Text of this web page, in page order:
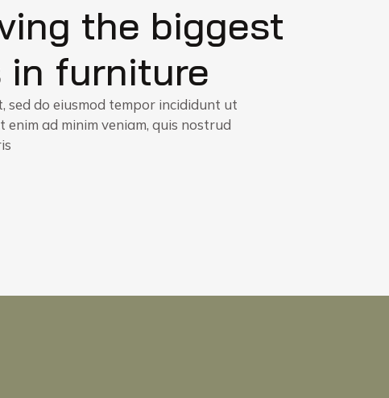
the biggest
in furniture
sed do eiusmod tempor incididunt ut
enim ad minim veniam, quis nostrud